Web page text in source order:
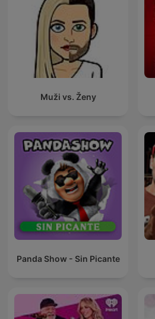
Muži vs. Ženy
Panda Show - Sin Picante